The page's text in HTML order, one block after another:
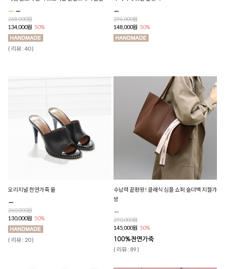
268,000원
134,000원 50%
( 리뷰 : 40 )
296,000원
148,000원 50%
오리지널 천연가죽 뮬
260,000원
130,000원 50%
( 리뷰 : 20 )
수납력 끝판왕! 클래식 심플 쇼퍼 숄더백 지젤가
방
290,000원
145,000원 50%
( 리뷰 : 89 )